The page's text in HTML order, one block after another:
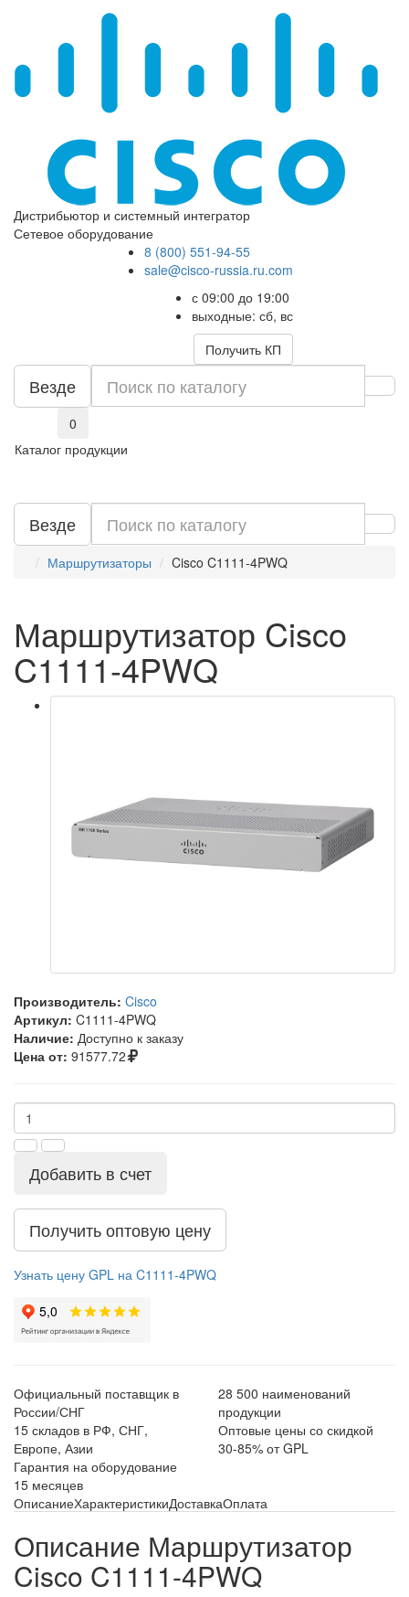
Дистрибьютор и системный интегратор
Сетевое оборудование
8 (800) 551-94-55
sale@cisco-russia.ru.com
с 09:00 до 19:00
выходные: сб, вс
Получить КП
Везде
0
Каталог продукции
Везде
Маршрутизаторы Cisco C1111-4PWQ
Маршрутизатор Cisco
C1111-4PWQ
Производитель: Cisco
Артикул: C1111-4PWQ
Наличие: Доступно к заказу
Цена от: 91577.72
Добавить в счет
Получить оптовую цену
Узнать цену GPL на C1111-4PWQ
Официальный поставщик в
России/СНГ
28 500 наименований
продукции
15 складов в РФ, СНГ,
Европе, Азии
Оптовые цены со скидкой
30-85% от GPL
Гарантия на оборудование
15 месяцев
ОписаниеХарактеристикиДоставкаОплата
Описание Маршрутизатор
Cisco C1111-4PWQ